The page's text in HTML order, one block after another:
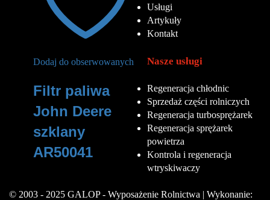
Dodaj do obserwowanych
Filtr paliwa
John Deere
szklany
AR50041
Usługi
Artykuły
Kontakt
Nasze usługi
Regeneracja chłodnic
Sprzedaż części rolniczych
Regeneracja turbosprężarek
Regeneracja sprężarek
powietrza
Kontrola i regeneracja
wtryskiwaczy
© 2003 - 2025 GALOP - Wyposażenie Rolnictwa | Wykonanie: